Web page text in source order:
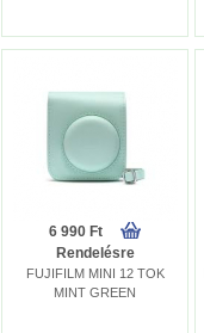
6 990 Ft
Rendelésre
FUJIFILM MINI 12 TOK
MINT GREEN